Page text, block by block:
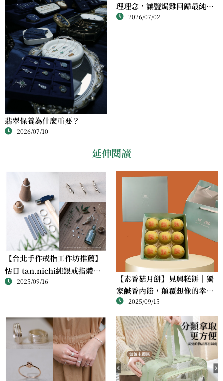
翡翠保養為什麼重要？
2026/07/10
理理念，讓鹽焗雞回歸最純粹
的風味2026/07/02
延伸閱讀
【台北手作戒指工作坊推薦】
恬日 tan.nichi純銀戒指體驗
｜情侶・朋友一起完成的金工
2025/09/16
【素香菇月餅】見興糕餅｜獨
家鹹香內餡，顛覆想像的幸福
滋味2025/09/15